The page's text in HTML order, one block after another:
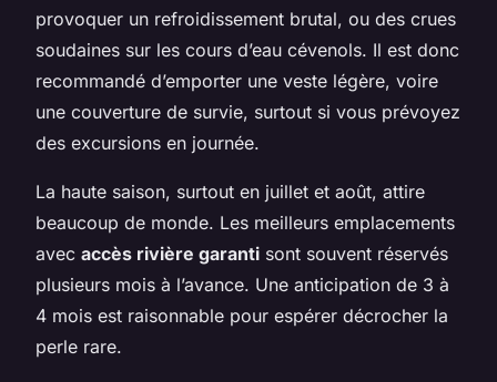
provoquer un refroidissement brutal, ou des crues
soudaines sur les cours d’eau cévenols. Il est donc
recommandé d’emporter une veste légère, voire
une couverture de survie, surtout si vous prévoyez
des excursions en journée.
La haute saison, surtout en juillet et août, attire
beaucoup de monde. Les meilleurs emplacements
avec accès rivière garanti sont souvent réservés
plusieurs mois à l’avance. Une anticipation de 3 à
4 mois est raisonnable pour espérer décrocher la
perle rare.